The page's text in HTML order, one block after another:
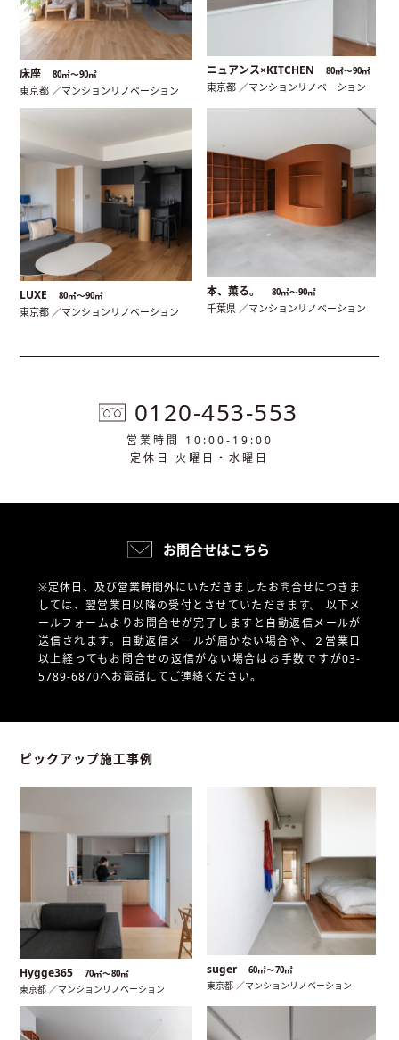
床座 80㎡〜90㎡
東京都 ／マンションリノベーション
ニュアンス×KITCHEN 80㎡〜90㎡
東京都 ／マンションリノベーション
LUXE 80㎡〜90㎡
東京都 ／マンションリノベーション
本、薫る。 80㎡〜90㎡
千葉県 ／マンションリノベーション
0120-453-553
営業時間 10:00-19:00
定休日 火曜日・水曜日
お問合せはこちら
※定休日、及び営業時間外にいただきましたお問合せにつきま
しては、翌営業日以降の受付とさせていただきます。 以下メ
ールフォームよりお問合せが完了しますと自動返信メールが
送信されます。自動返信メールが届かない場合や、
２営業日
以上経ってもお問合せの返信がない場合はお手数ですが03-
5789-6870へお電話にてご連絡ください。
ピックアップ施工事例
Hygge365 70㎡〜80㎡
東京都 ／マンションリノベーション
suger 60㎡〜70㎡
東京都 ／マンションリノベーション